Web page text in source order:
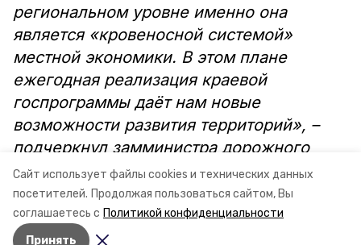
Сайт использует файлы cookies и технических данных
посетителей. Продолжая пользоваться сайтом, Вы
соглашаетесь с Политикой конфиденциальности
Принять
региональном уровне именно она
является «кровеносной системой»
местной экономики. В этом плане
ежегодная реализация краевой
госпрограммы даёт нам новые
возможности развития территорий», –
подчеркнул замминистра дорожного
хозяйства и транспорта края Александр
Ротов.